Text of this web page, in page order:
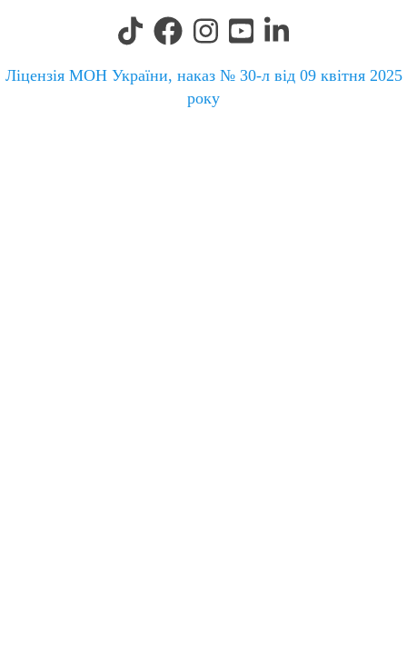
Ліцензія МОН України, наказ № 30-л від 09 квітня 2025
року